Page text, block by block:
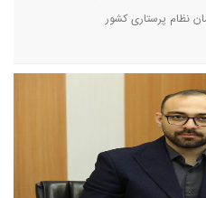
نظام پرستاری کشور